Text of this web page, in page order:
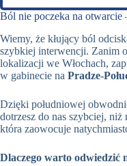
Ból nie poczeka na otwarcie
Wiemy, że kłujący ból
szybkiej interwencji. Zanim
lokalizacji we Włochach,
w gabinecie na Pradze-
Dzięki południowej
dotrzesz do nas szybciej,
która zaowocuje
Dlaczego warto odwiedzić